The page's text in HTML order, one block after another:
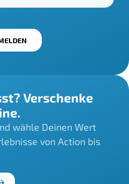
Verschenke
wähle Deinen Wert
von Action bis